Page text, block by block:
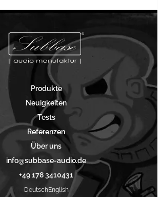
Produkte
Neuigkeiten
Tests
Referenzen
Über uns
info@subbase-audio.de
+49 178 3410431
DeutschEnglish